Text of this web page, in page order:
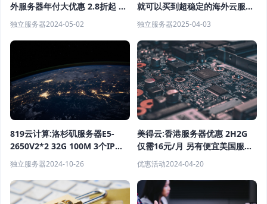
外服务器年付大优惠 2.8折起 老
用户续费更便宜
独立服务器2024-05-02
就可以买到超稳定的海外云服务
器 高防云服务器
独立服务器2025-04-03
819云计算:洛杉矶服务器E5-
2650V2*2 32G 100M 3个IP
1265元/月（活动）
独立服务器2024-10-26
美得云:香港服务器优惠 2H2G
仅需16元/月 另有便宜美国服务
器 便宜国内服务器 便宜高防服
务器出售
优惠活动2024-04-20